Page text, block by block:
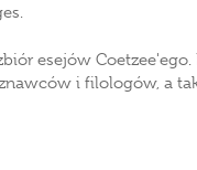
esejów
i filologów, a